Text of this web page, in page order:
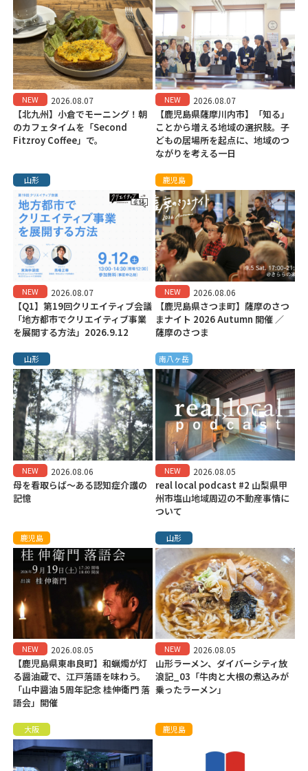
NEW 2026.08.07
【北九州】小倉でモーニング！朝
のカフェタイムを「Second
Fitzroy Coffee」で。
NEW 2026.08.07
【鹿児島県薩摩川内市】「知る」
ことから増える地域の選択肢。子
どもの居場所を起点に、地域のつ
ながりを考える一日
山形
NEW 2026.08.07
【Q1】第19回クリエイティブ会議
「地方都市でクリエイティブ事業
を展開する方法」2026.9.12
鹿児島
NEW 2026.08.06
【鹿児島県さつま町】薩摩のさつ
まナイト 2026 Autumn 開催 ／
薩摩のさつま
山形
NEW 2026.08.06
母を看取らば～ある認知症介護の
記憶
南八ヶ岳
NEW 2026.08.05
real local podcast #2 山梨県甲
州市塩山地域周辺の不動産事情に
ついて
鹿児島
NEW 2026.08.05
【鹿児島県東串良町】和蝋燭が灯
る醤油蔵で、江戸落語を味わう。
「山中醤油 5周年記念 桂伸衛門 落
語会」開催
山形
NEW 2026.08.05
山形ラーメン、ダイバーシティ放
浪記_03「牛肉と大根の煮込みが
乗ったラーメン」
大阪 鹿児島